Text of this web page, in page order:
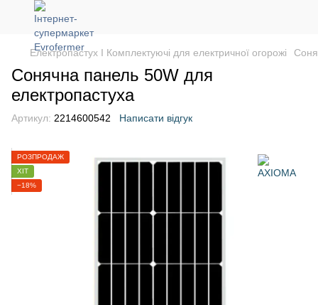
Електропастух І Комплектуючі для електричної огорожі
Сонячна панель 50W для
електропастуха
Артикул: 2214600542 Написати відгук
РОЗПРОДАЖ
ХІТ
−18%